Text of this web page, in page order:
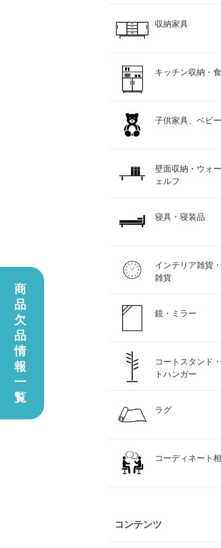
収納家具
キッチン収納・
子供家具、ベビ
壁面収納・ウォ
ェルフ
寝具・寝装品
インテリア雑貨
雑貨
鏡・ミラー
コートスタンド
トハンガー
ラグ
コーディネート
コンテンツ
商
品
欠
品
情
報
一
覧